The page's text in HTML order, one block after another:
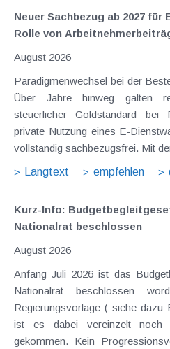
Neuer Sachbezug ab 2027 für
Rolle von
August 2026
Paradigmenwechsel bei der
Über Jahre hinweg galten
steuerlicher Goldstandard bei
private Nutzung eines E-
vollständig sachbezugsfrei. Mit
Langtext
empfehlen
Kurz-Info:
Nationalrat beschlossen
August 2026
Anfang Juli 2026 ist das
Nationalrat beschlossen
Regierungsvorlage ( siehe dazu
ist es dabei vereinzelt noch
gekommen. Kein Progressionsvorbehalt bei der Erhöhung